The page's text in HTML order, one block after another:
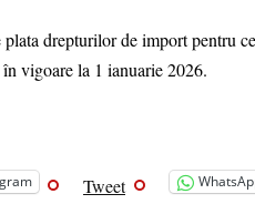
drepturilor de import pentru
vigoare la 1 ianuarie 2026.
Tweet